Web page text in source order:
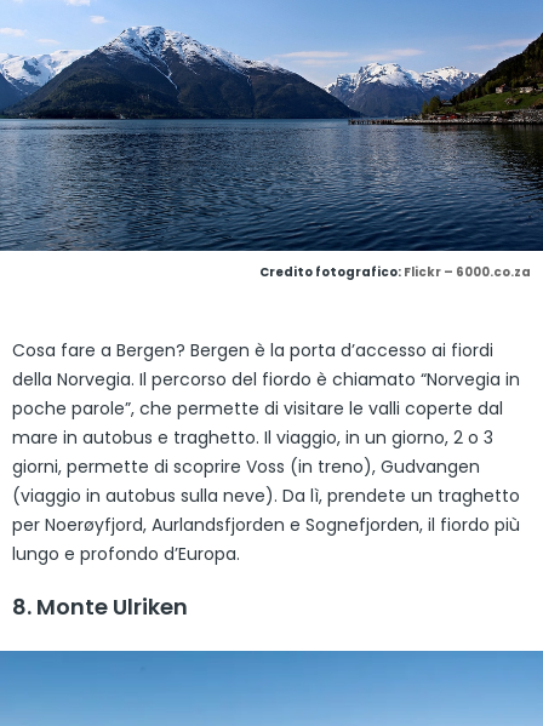
Credito fotografico: Flickr – 6000.co.za
Cosa fare a Bergen? Bergen è la porta d’accesso ai fiordi
della Norvegia. Il percorso del fiordo è chiamato “Norvegia in
poche parole”, che permette di visitare le valli coperte dal
mare in autobus e traghetto. Il viaggio, in un giorno, 2 o 3
giorni, permette di scoprire Voss (in treno), Gudvangen
(viaggio in autobus sulla neve). Da lì, prendete un traghetto
per Noerøyfjord, Aurlandsfjorden e Sognefjorden, il fiordo più
lungo e profondo d’Europa.
8. Monte Ulriken